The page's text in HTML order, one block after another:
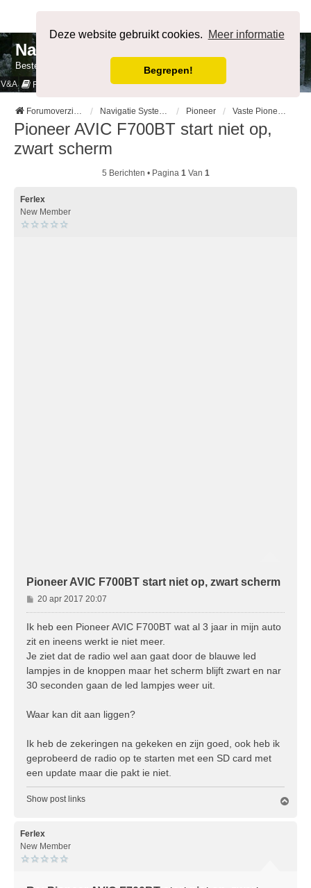
Deze website gebruikt cookies. Meer informatie
Begrepen!
NavigatieForum
Bestemming bereikt.
V&A Regels
Forumoverzicht Navigatie Systemen op merk Pioneer Vaste Pioneer systemen
Pioneer AVIC F700BT start niet op,
zwart scherm
5 Berichten • Pagina 1Van 1
Ferlex
New Member
Pioneer AVIC F700BT start niet op, zwart scherm
B
e
c
h
t
20 apr 2017 20:07
Ik heb een Pioneer AVIC F700BT wat al 3 jaar in mijn auto
zit en ineens werkt ie niet meer.
Je ziet dat de radio wel aan gaat door de blauwe led
lampjes in de knoppen maar het scherm blijft zwart en nar
30 seconden gaan de led lampjes weer uit.
Waar kan dit aan liggen?
Ik heb de zekeringen na gekeken en zijn goed, ook heb ik
geprobeerd de radio op te starten met een SD card met
een update maar die pakt ie niet.
Show post links
Ferlex
New Member